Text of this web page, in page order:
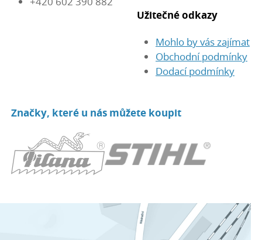
Užitečné odkazy
Mohlo by vás zajímat
Obchodní podmínky
Dodací podmínky
Značky, které u nás můžete koupit